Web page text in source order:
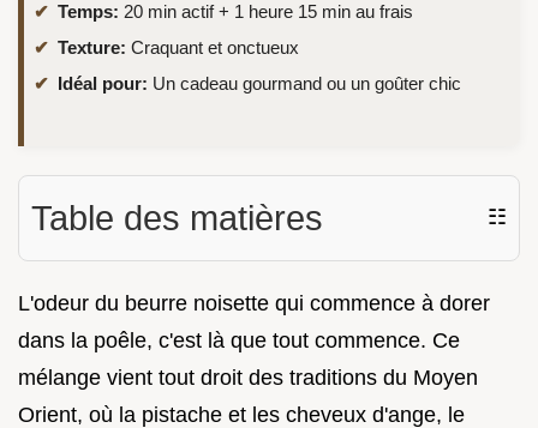
Temps: 20 min actif + 1 heure 15 min au frais
Texture: Craquant et onctueux
Idéal pour: Un cadeau gourmand ou un goûter chic
Table des matières ☷
L'odeur du beurre noisette qui commence à dorer
dans la poêle, c'est là que tout commence. Ce
mélange vient tout droit des traditions du Moyen
Orient, où la pistache et les cheveux d'ange, le